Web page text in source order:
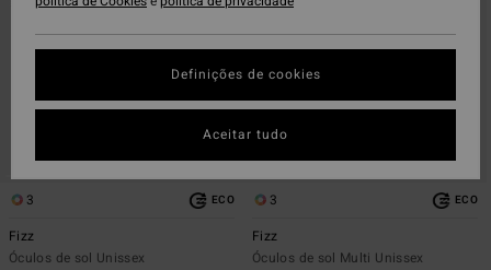
3 ECO
Fizz
Óculos de sol Unissex
3 ECO
Fizz
Óculos de sol Multi Unissex
Definições de cookies
Aceitar tudo